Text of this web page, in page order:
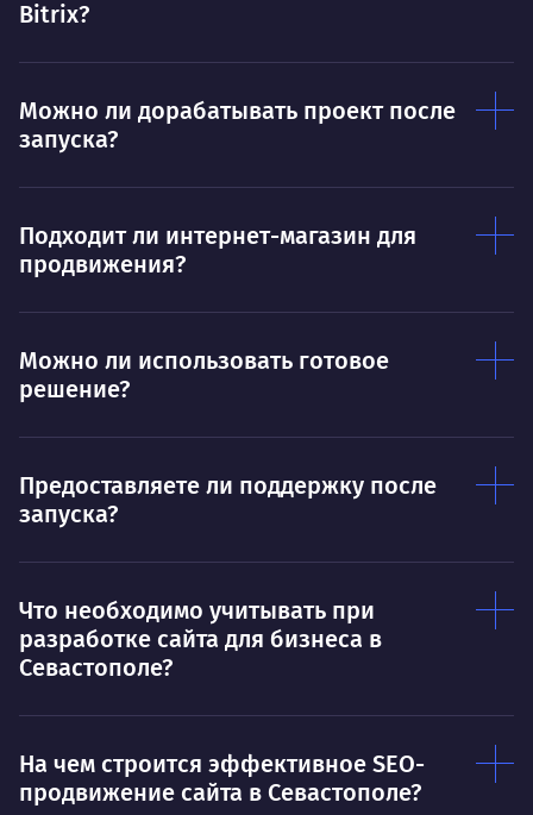
Дышать. Без этого совсем не могу.
Умею
Договариваться.
сказано.
О
Bitrix?
Можно ли дорабатывать проект после
запуска?
Подходит ли интернет-магазин для
продвижения?
Можно ли использовать готовое
решение?
Предоставляете ли поддержку после
запуска?
Что необходимо учитывать при
разработке сайта для бизнеса в
Севастополе?
На чем строится эффективное SEO-
продвижение сайта в Севастополе?